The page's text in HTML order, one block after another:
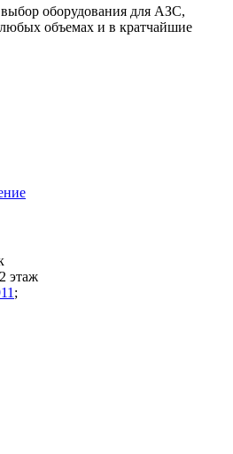
оборудования для АЗС,
объемах и в кратчайшие
этаж
;